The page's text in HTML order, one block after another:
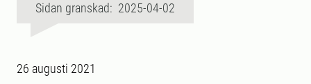
Sidan granskad: 2025-04-02
26 augusti 2021